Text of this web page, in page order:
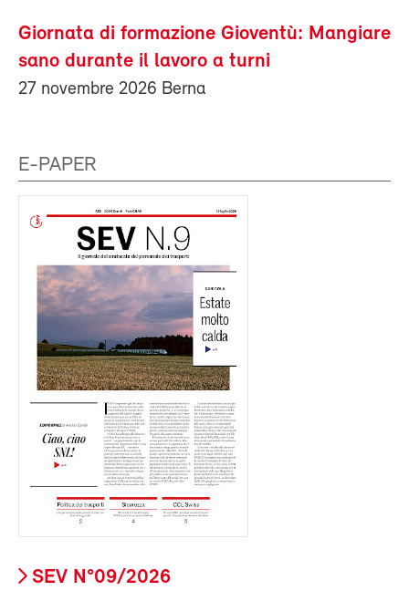
Giornata di formazione Gioventù: Mangiare
sano durante il lavoro a turni
27 novembre 2026 Berna
E-PAPER
SEV N°09/2026